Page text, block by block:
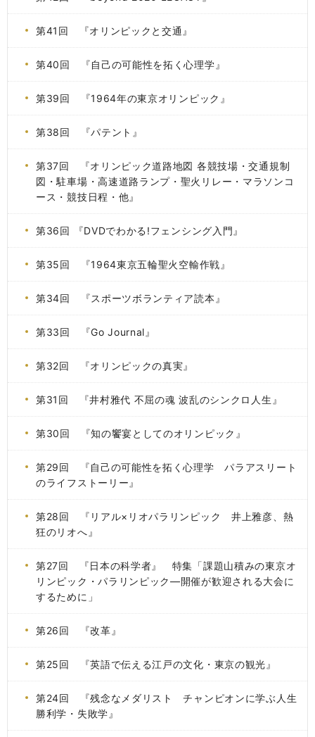
第41回 『オリンピックと交通』
第40回 『自己の可能性を拓く心理学』
第39回 『1964年の東京オリンピック』
第38回 『パテント』
第37回 『オリンピック道路地図 各競技場・交通規制
図・駐車場・高速道路ランプ・聖火リレー・マラソンコ
ース・競技日程・他』
第36回 『DVDでわかる!フェンシング入門』
第35回 『1964東京五輪聖火空輸作戦』
第34回 『スポーツボランティア読本』
第33回 『Go Journal』
第32回 『オリンピックの真実』
第31回 『井村雅代 不屈の魂 波乱のシンクロ人生』
第30回 『知の饗宴としてのオリンピック』
第29回 『自己の可能性を拓く心理学 パラアスリート
のライフストーリー』
第28回 『リアル×リオパラリンピック 井上雅彦、熱
狂のリオへ』
第27回 『日本の科学者』 特集「課題山積みの東京オ
リンピック・パラリンピック―開催が歓迎される大会に
するために」
第26回 『改革』
第25回 『英語で伝える江戸の文化・東京の観光』
第24回 『残念なメダリスト チャンピオンに学ぶ人生
勝利学・失敗学』